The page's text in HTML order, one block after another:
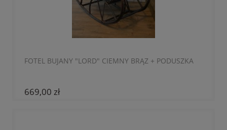
FOTEL BUJANY "LORD" CIEMNY BRĄZ + PODUSZKA
669,00 zł